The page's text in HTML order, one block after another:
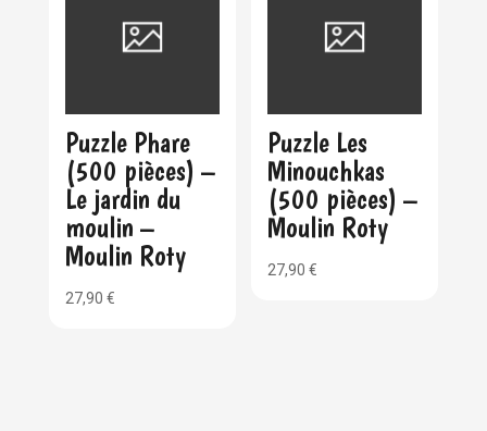
Puzzle Phare
(500 pièces) –
Le jardin du
moulin –
Moulin Roty
27,90 €
Puzzle Les
Minouchkas
(500 pièces) –
Moulin Roty
27,90€